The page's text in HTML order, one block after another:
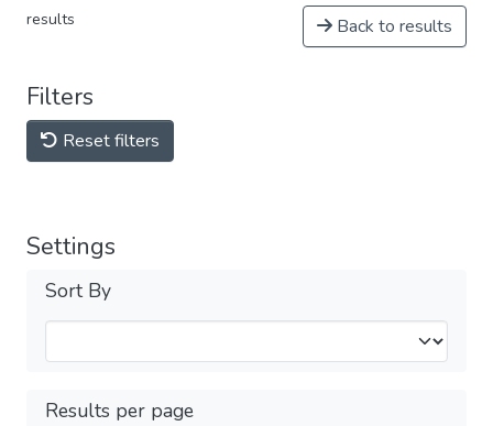
results Back to results
Filters
Reset filters
Settings
Sort By
Results per page